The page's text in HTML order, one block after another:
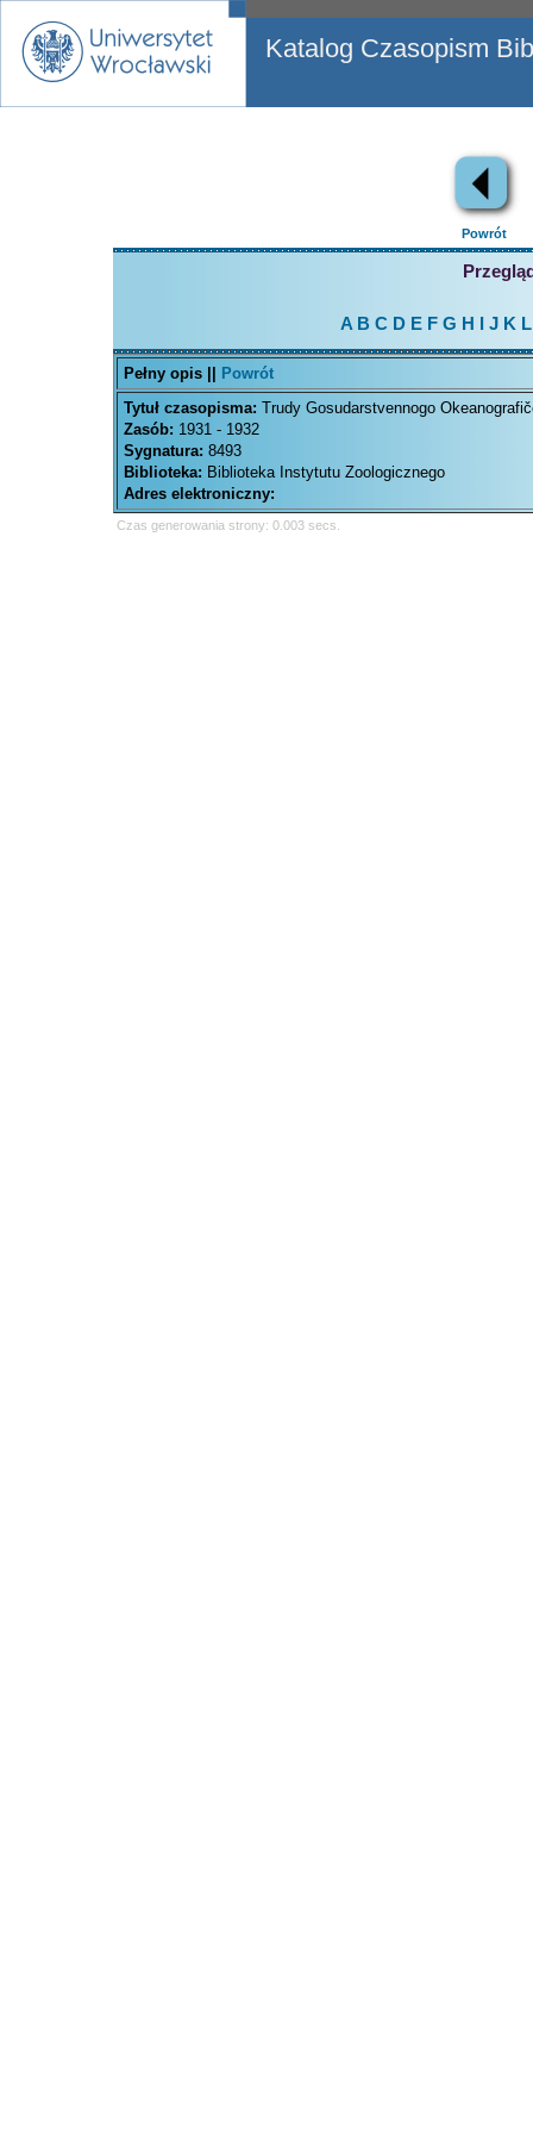
Katalog Czasopism
Powrót
A B C D EFG H J K L
Pełny opis ||
Powrót
Tytuł czasopisma: Trudy Gosudarstvennogo
Zasób: 1931 - 1932
Sygnatura: 8493
Biblioteka: Biblioteka Instytutu Zoologicznego
Adres elektroniczny:
Czas generowania strony: 0.003 secs.